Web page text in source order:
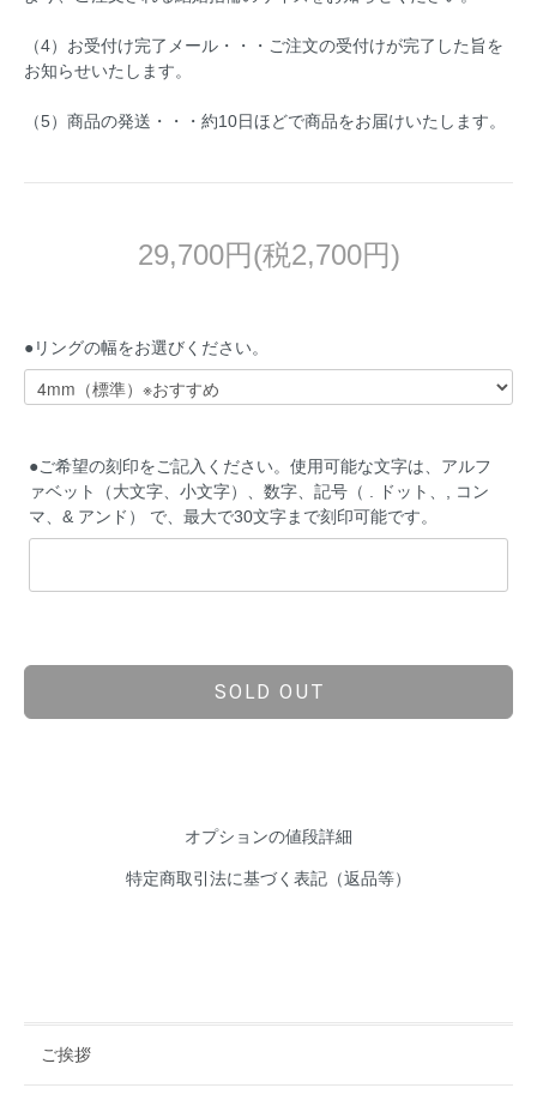
（4）お受付け完了メール・・・ご注文の受付けが完了した旨を
お知らせいたします。
（5）商品の発送・・・約10日ほどで商品をお届けいたします。
29,700円(税2,700円)
●リングの幅をお選びください。
●ご希望の刻印をご記入ください。使用可能な文字は、アルフ
ァベット（大文字、小文字）、数字、記号（ . ドット、, コン
マ、& アンド） で、最大で30文字まで刻印可能です。
SOLD OUT
オプションの値段詳細
特定商取引法に基づく表記（返品等）
ご挨拶